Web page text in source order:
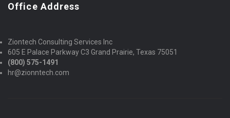
Office Address
Ziontech Consulting Services Inc
605 E Palace Parkway C3 Grand Prairie, Texas 75051
(800) 575-1491
hr@zionntech.com